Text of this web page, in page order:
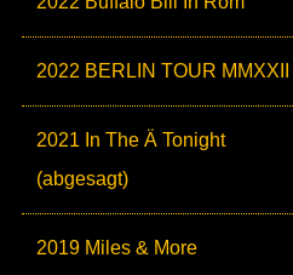
2022 BERLIN TOUR MMXXII
2021 In The Ä Tonight
(abgesagt)
2019 Miles & More